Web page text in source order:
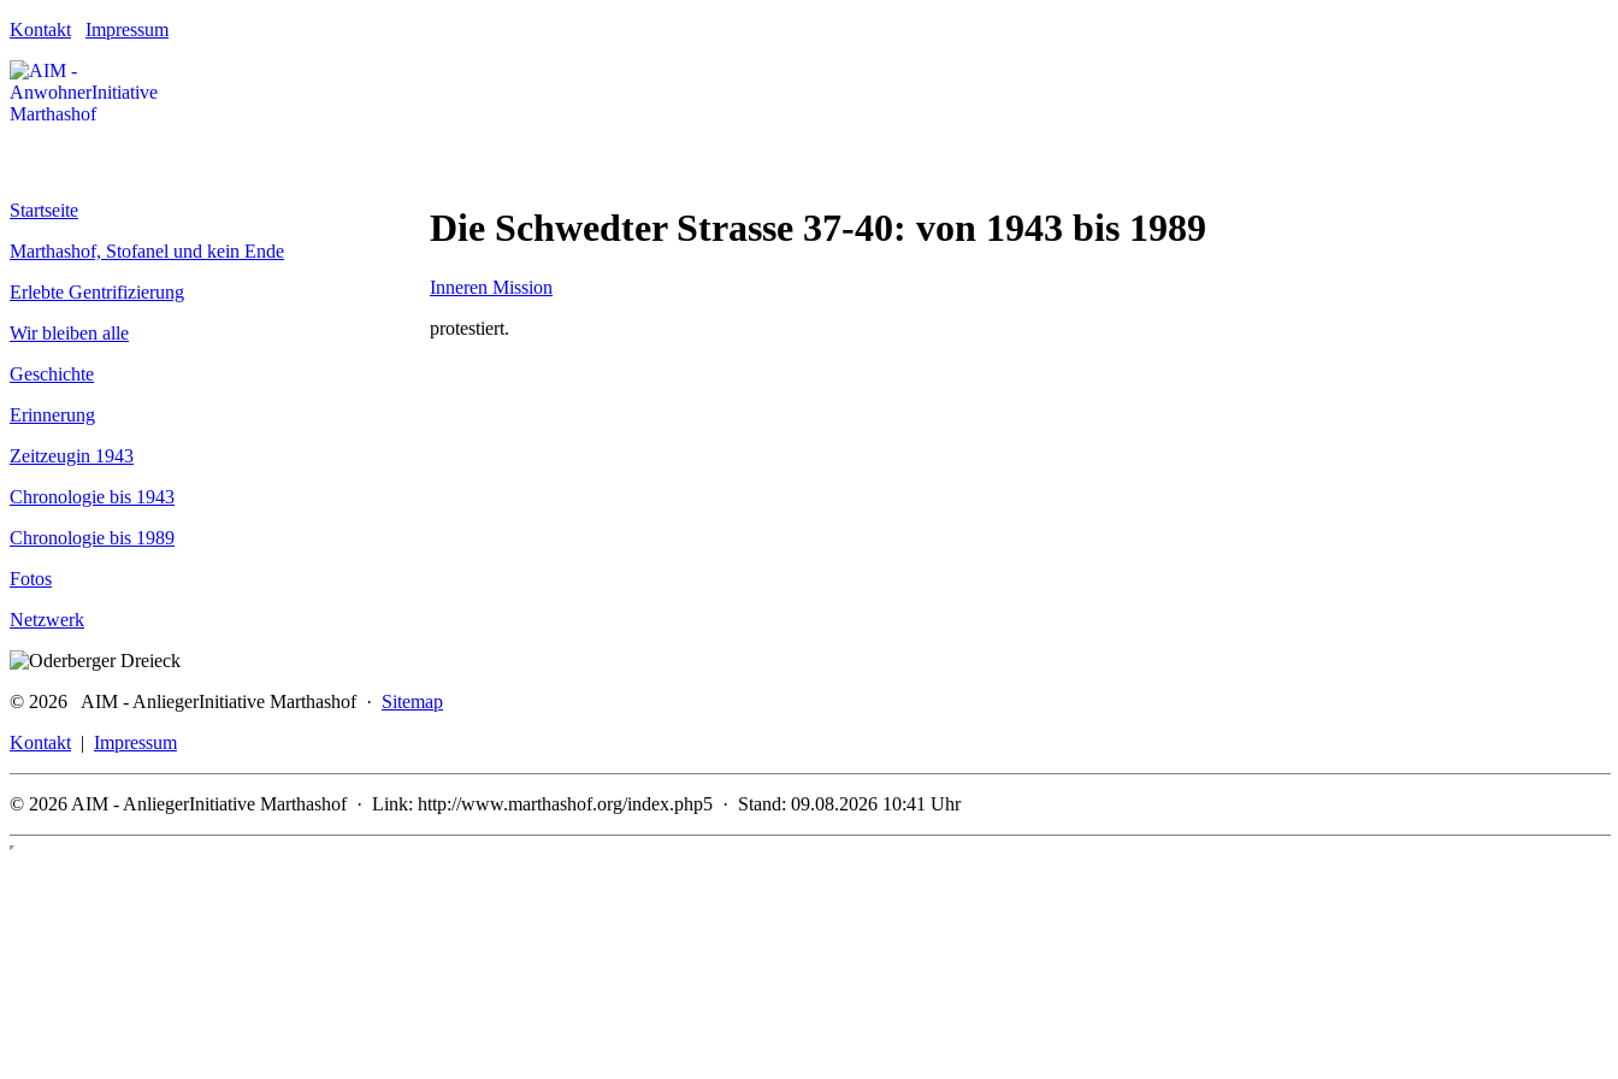
Kontakt Impressum
Startseite
Marthashof, Stofanel und kein Ende
Erlebte Gentrifizierung
Wir bleiben alle
Geschichte
Erinnerung
Zeitzeugin 1943
Chronologie bis 1943
Chronologie bis 1989
Fotos
Netzwerk
Die Schwedter Strasse 37-40: von 1943 bis 1989
Inneren Mission
protestiert.
© 2026 AIM - AnliegerInitiative Marthashof · Sitemap
Kontakt | Impressum
© 2026 AIM - AnliegerInitiative Marthashof · Link: http://www.marthashof.org/index.php5 · Stand: 09.08.2026 10:41 Uhr